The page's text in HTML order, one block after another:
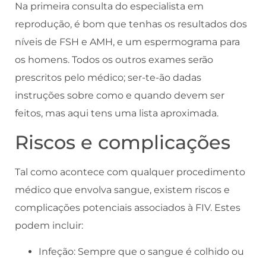
Na primeira consulta do especialista em
reprodução, é bom que tenhas os resultados dos
níveis de FSH e AMH, e um espermograma para
os homens. Todos os outros exames serão
prescritos pelo médico; ser-te-ão dadas
instruções sobre como e quando devem ser
feitos, mas aqui tens uma lista aproximada.
Riscos e complicações
Tal como acontece com qualquer procedimento
médico que envolva sangue, existem riscos e
complicações potenciais associados à FIV. Estes
podem incluir:
Infeção: Sempre que o sangue é colhido ou